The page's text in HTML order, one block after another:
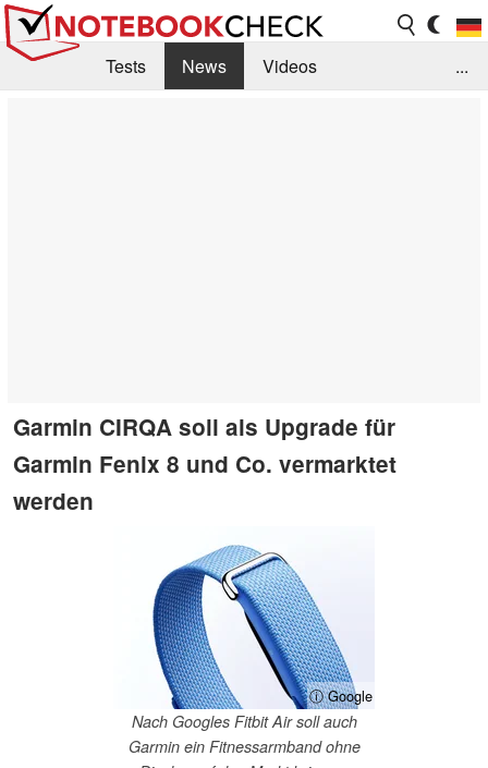
Tests News
Videos
...
Garmin CIRQA soll als Upgrade für
Garmin Fenix 8 und Co. vermarktet
werden
ⓘ Google
Nach Googles Fitbit Air soll auch
Garmin ein Fitnessarmband ohne